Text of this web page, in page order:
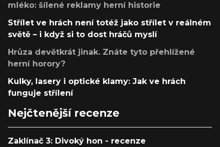
mléko: šílené reklamy herní historie
Střílet ve hrách není totéž jako střílet v reálném
světě – i když si to dost hráčů myslí
Hrůza devětkrát jinak. Znáte tyto přehlížené
herní horory?
Kulky, lasery i optické klamy: Jak ve hrách
funguje střílení
Nejčtenější recenze
Zaklínač 3: Divoký hon - recenze